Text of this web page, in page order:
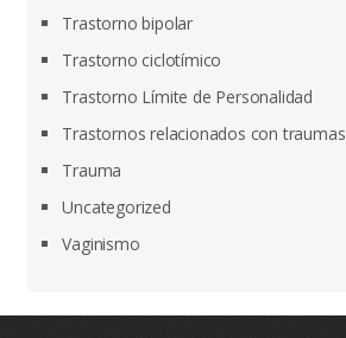
Trastorno bipolar
Trastorno ciclotímico
Trastorno Límite de Personalidad
Trastornos relacionados con traumas
Trauma
Uncategorized
Vaginismo